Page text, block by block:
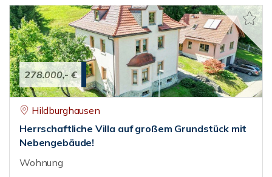
278.000,- €
Hildburghausen
Herrschaftliche Villa auf großem Grundstück mit
Nebengebäude!
Wohnung